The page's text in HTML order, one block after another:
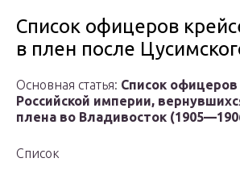
Список офицеров
в плен после
Основная статья: Список
Российской империи,
плена во Владивосток
Список